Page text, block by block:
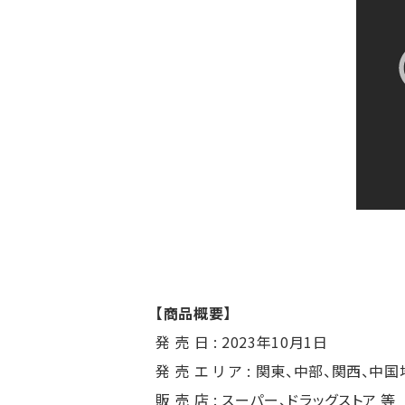
【商品概要】
発 売 日 : 2023年10月1日
発 売 エ リ ア : 関東、中部、関西、中
販 売 店 : スーパー、ドラッグストア 等